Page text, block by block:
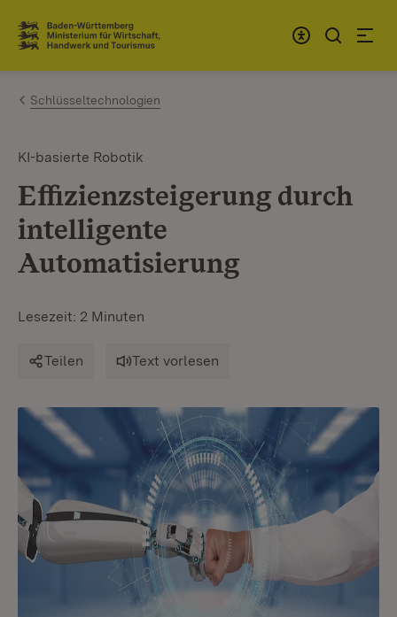
Zum Inhalt springen
Link zur Startseite
Schlüsseltechnologien
KI-basierte Robotik
Effizienzsteigerung durch
intelligente
Automatisierung
Lesezeit: 2 Minuten
Teilen Text vorlesen